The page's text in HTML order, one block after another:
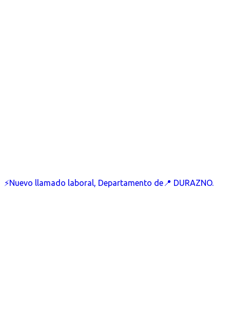
⚡Nuevo llamado laboral, Departamento de📍 DURAZNO.